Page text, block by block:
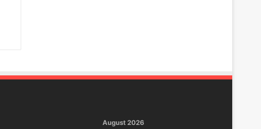
August 2026